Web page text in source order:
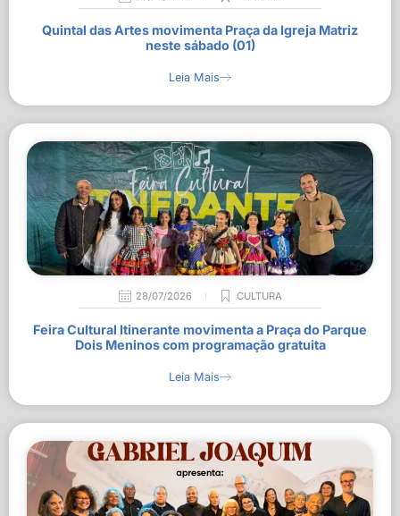
Quintal das Artes movimenta Praça da Igreja Matriz
neste sábado (01)
Leia Mais
28/07/2026 CULTURA
Feira Cultural Itinerante movimenta a Praça do Parque
Dois Meninos com programação gratuita
Leia Mais